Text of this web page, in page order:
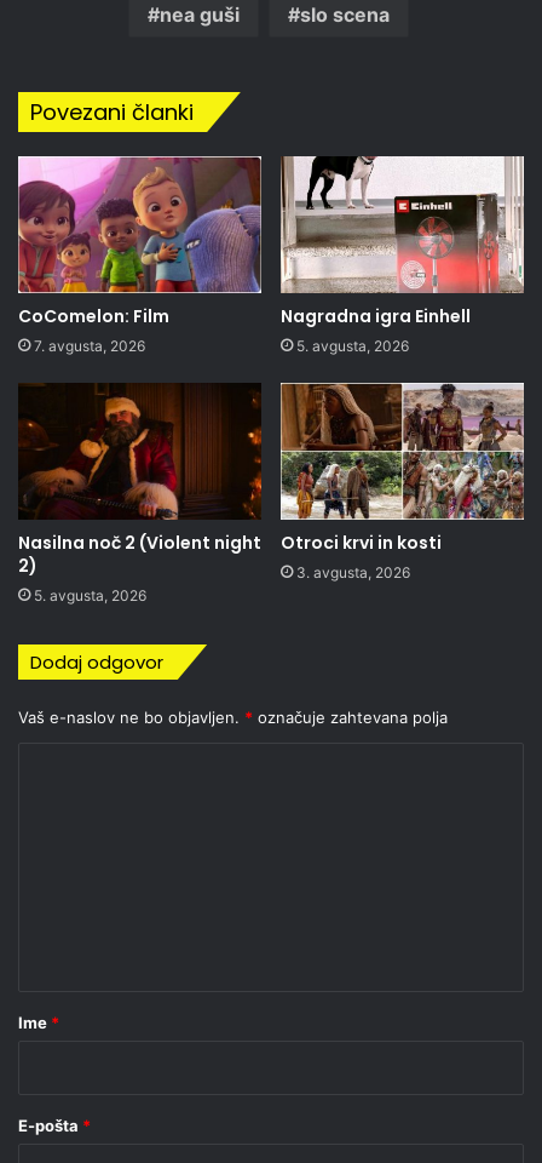
nea guši slo scena
Povezani članki
CoComelon: Film
7. avgusta, 2026
Nagradna igra Einhell
5. avgusta, 2026
Nasilna noč 2 (Violent night
2)
5. avgusta, 2026
Otroci krvi in kosti
3. avgusta, 2026
Dodaj odgovor
Vaš e-naslov ne bo objavljen. * označuje zahtevana polja
r
Ime *
E-pošta *